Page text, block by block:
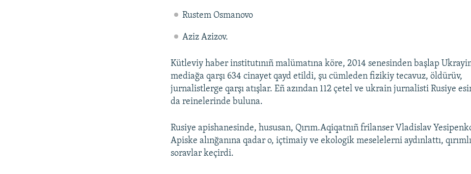
Rustem Osmanovo
Aziz Azizov.
Kütleviy haber institutınıñ malümatına köre, 2014 senesinden başlap
mediağa qarşı 634 cinayet qayd etildi, şu cümleden fizikiy tecavuz, öldürüv,
jurnalistlerge qarşı atışlar. Eñ azından 112 çetel ve ukrain jurnalisti Rusiye
da reinelerinde buluna.
Rusiye apishanesinde, hususan, Qırım.Aqiqatnıñ frilanser Vladislav
Apiske alınğanına qadar o, içtimaiy ve ekologik meselelerni aydınlattı,
soravlar keçirdi.